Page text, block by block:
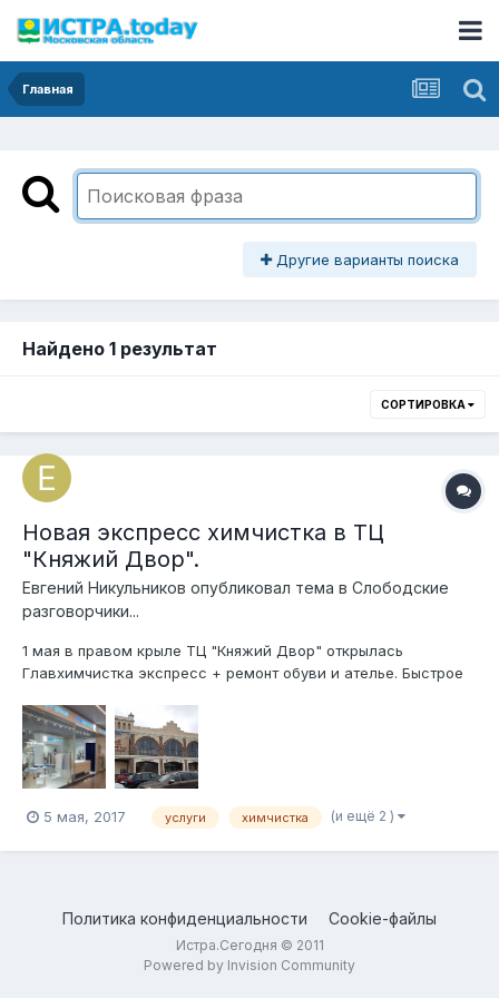
Главная
Другие варианты поиска
Найдено 1 результат
СОРТИРОВКА
Новая экспресс химчистка в ТЦ
"Княжий Двор".
Евгений Никульников опубликовал тема в Слободские
разговорчики...
1 мая в правом крыле ТЦ "Княжий Двор" открылась
Главхимчистка экспресс + ремонт обуви и ателье. Быстрое
очередей. Доступна доставка на дом. Акция до 31.05.17 - при
чистке штор услуга "снимем и повесим" бесплатна. +7 (495)
374-99-99...
5 мая, 2017 услуги химчистка (и ещё 2 )
Политика конфиденциальности Cookie-файлы
Истра.Сегодня © 2011
Powered by Invision Community